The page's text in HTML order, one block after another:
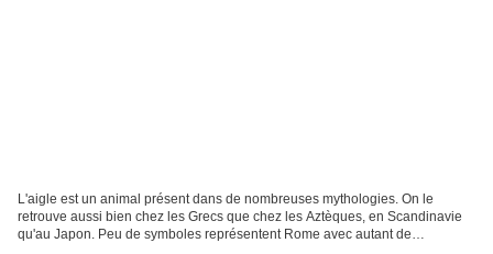
L'aigle est un animal présent dans de nombreuses mythologies. On le
retrouve aussi bien chez les Grecs que chez les Aztèques, en Scandinavie
qu'au Japon. Peu de symboles représentent Rome avec autant de